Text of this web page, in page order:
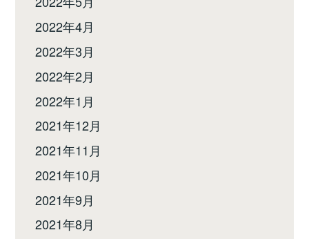
2022年4月
2022年3月
2022年2月
2022年1月
2021年12月
2021年11月
2021年10月
2021年9月
2021年8月